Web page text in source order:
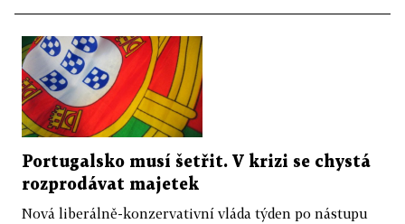
Portugalsko musí šetřit. V krizi se chystá
rozprodávat majetek
Nová liberálně-konzervativní vláda týden po nástupu